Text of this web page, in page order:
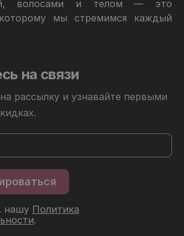
волосами и телом — это
мы стремимся каждый
на связи
рассылку и узнавайте первыми
нашу Политика
.